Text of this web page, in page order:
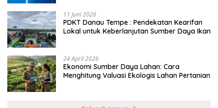
11 Juni 2026
PDKT Danau Tempe : Pendekatan Kearifan
Lokal untuk Keberlanjutan Sumber Daya Ikan
24 April 2026
Ekonomi Sumber Daya Lahan: Cara
Menghitung Valuasi Ekologis Lahan Pertanian